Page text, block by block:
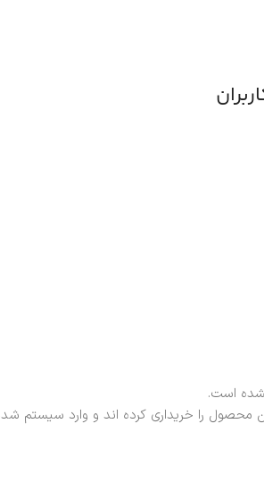
است.
محصول را خریداری کرده اند و وارد سیستم